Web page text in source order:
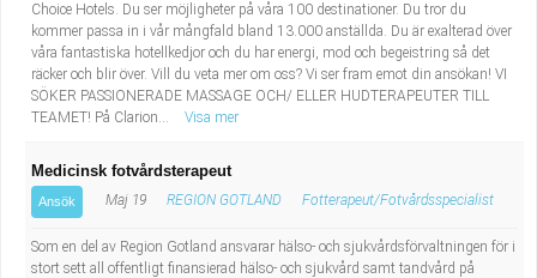
Choice Hotels. Du ser möjligheter på våra 100 destinationer. Du tror du
kommer passa in i vår mångfald bland 13.000 anställda. Du är exalterad över
våra fantastiska hotellkedjor och du har energi, mod och begeistring så det
räcker och blir över. Vill du veta mer om oss? Vi ser fram emot din ansökan! VI
SÖKER PASSIONERADE MASSAGE OCH/ ELLER HUDTERAPEUTER TILL
TEAMET! På Clarion...
Visa mer
Medicinsk fotvårdsterapeut
Ansök Maj 19 REGION GOTLAND Fotterapeut/Fotvårdsspecialist
Som en del av Region Gotland ansvarar hälso- och sjukvårdsförvaltningen för i
stort sett all offentligt finansierad hälso- och sjukvård samt tandvård på